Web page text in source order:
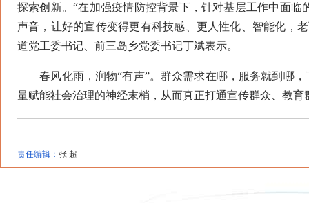
探索创新。“在加强疫情防控背景下，针对基层工作中面
声音，让好的宣传变得更有科技感、更人性化、智能化，
道党工委书记、前三岛乡党委书记丁斌表示。
春风化雨，润物“有声”。群众需求在哪，服务就到哪，
量赋能社会治理的神经末梢，从而真正打通宣传群众、教
责任编辑： 张 超